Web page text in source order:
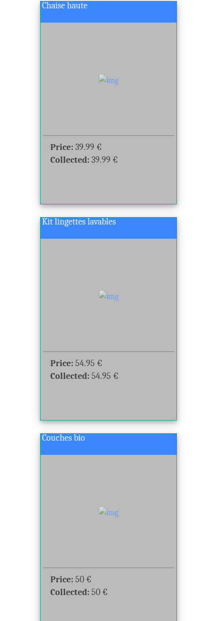
Chaise haute
Price: 39.99 €
Collected: 39.99 €
Kit lingettes lavables
Price: 54.95 €
Collected: 54.95 €
Couches bio
Price: 50 €
Collected: 50 €